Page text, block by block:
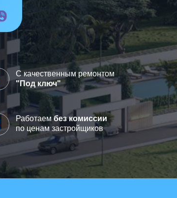
С качественным ремонтом
"Под ключ"
Работаем без комиссии
по ценам застройщиков